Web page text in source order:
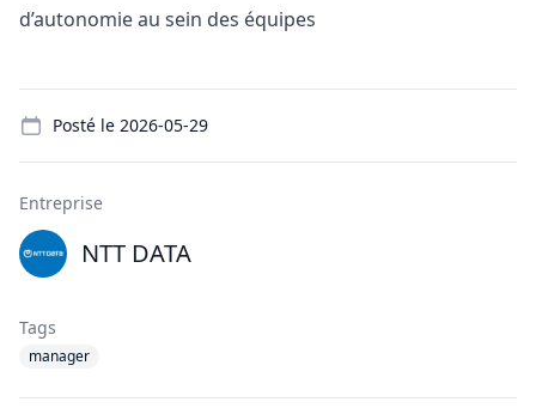
d’autonomie au sein des équipes
Posté le 2026-05-29
Entreprise
NTT DATA
Tags
manager